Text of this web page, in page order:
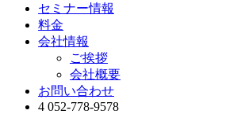
セミナー情報
料金
会社情報
ご挨拶
会社概要
お問い合わせ
4 052-778-9578